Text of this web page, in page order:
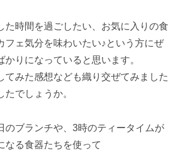
た時間を過ごしたい、お気に入りの食
フェ気分を味わいたい♪という方にぜ
かりになっていると思います。
てみた感想なども織り交ぜてみました
でしょうか。
のブランチや、3時のティータイムが
なる食器たちを使って